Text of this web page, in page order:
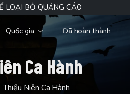
LOẠI BỎ QUẢNG CÁO
Quốc gia Đã hoàn thành
Ca Hành
Thiếu Niên Ca Hành